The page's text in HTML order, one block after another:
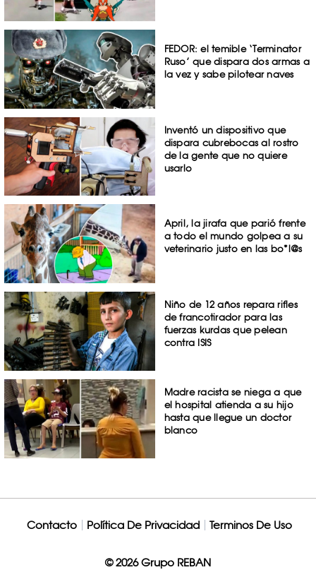
FEDOR: el temible ‘Terminator
Ruso’ que dispara dos armas a
la vez y sabe pilotear naves
Inventó un dispositivo que
dispara cubrebocas al rostro
de la gente que no quiere
usarlo
April, la jirafa que parió frente
a todo el mundo golpea a su
veterinario justo en las bo*l@s
Niño de 12 años repara rifles
de francotirador para las
fuerzas kurdas que pelean
contra ISIS
Madre racista se niega a que
el hospital atienda a su hijo
hasta que llegue un doctor
blanco
Contacto Política De Privacidad Terminos De Uso
© 2026 Grupo REBAN